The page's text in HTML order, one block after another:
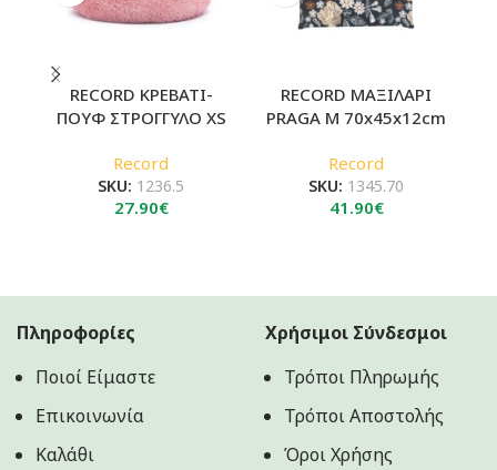
RECORD ΚΡΕΒΑΤΙ-
ΠΟΥΦ ΣΤΡΟΓΓΥΛΟ XS
Record
SKU: 1236.5
27.90€
RECORD ΜΑΞΙΛΑΡΙ
PRAGA M 70x45x12cm
Record
SKU: 1345.70
41.90€
Πληροφορίες
Ποιοί Είμαστε
Επικοινωνία
Καλάθι
Χρήσιμοι Σύνδεσμοι
Τρόποι Πληρωμής
Τρόποι Αποστολής
Όροι Χρήσης